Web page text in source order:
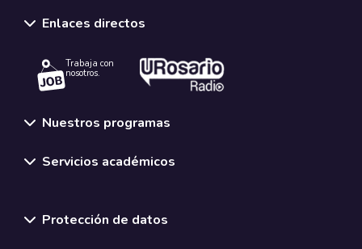
Enlaces directos
Trabaja con
nosotros.
Nuestros programas
Servicios académicos
Protección de datos